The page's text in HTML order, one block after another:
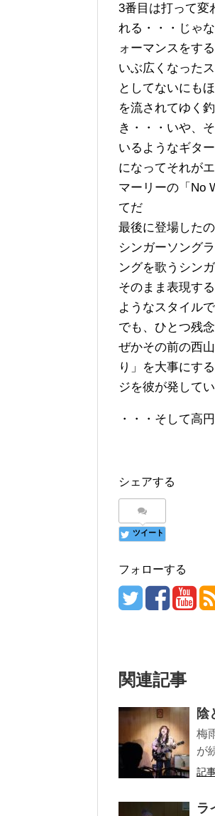
3番目は打って
れる・・・じゃ
ォーマンスをす
いぶ広くなった
としてないにも
を流されてゆく
き・・・いや、
いるようなギタ
になってそれが
マーリーの「No
てだ
最後に登場した
シンガーソング
ングを歌うシン
そのまま表現す
ようなスタイル
でも、ひとつ残
ぜかその前の西
り」を大事にす
ジを彼が発して
・・・そして高
シェアする
ツイート
フォローする
関連記事
梅
が
記